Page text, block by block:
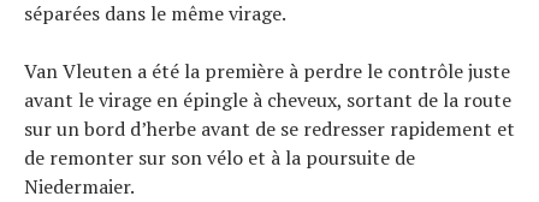
séparées dans le même virage.
Van Vleuten a été la première à perdre le contrôle juste
avant le virage en épingle à cheveux, sortant de la route
sur un bord d’herbe avant de se redresser rapidement et
de remonter sur son vélo et à la poursuite de
Niedermaier.